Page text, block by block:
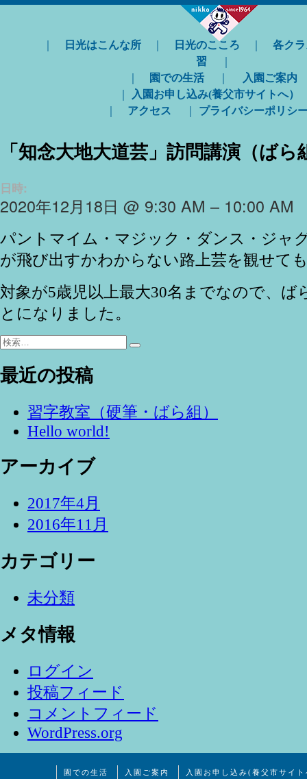
日光はこんな所 日光のこころ
各ク
習
園での生活 入園ご案内
入園お申し込み(養父市サイトへ）
アクセス プライバシーポリシ
「知念大地大道芸」訪問講演（ばら
日時:
2020年12月18日 @ 9:30 AM – 10:00 AM
パントマイム・マジック・ダンス・ジャ
が飛び出すかわからない路上芸を観せて
対象が5歳児以上最大30名までなので、ば
とになりました。
検
検
最近の投稿
習字教室（硬筆・ばら組）
Hello world!
アーカイブ
2017年4月
2016年11月
カテゴリー
未分類
メタ情報
ログイン
投稿フィード
コメントフィード
WordPress.org
園での生活 入園ご案内 入園お申し込み(養父市サイ